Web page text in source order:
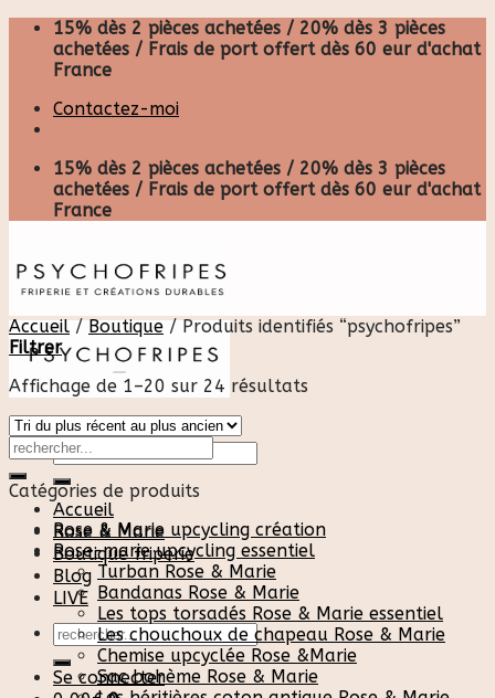
Skip
content
15% dès 2 pièces achetées / 20% dès 3 pièces
achetées / Frais de port offert dès 60 eur d'achat
France
Contactez-moi
15% dès 2 pièces achetées / 20% dès 3 pièces
achetées / Frais de port offert dès 60 eur d'achat
France
Recherche
pour :
Accueil
Rose & Marie
Boutique friperie
Blog
LIVE
Recherche
pour :
Se connecter
Accueil / Boutique /Produits identifiés “psychofripes”
Filtrer
Affichage de 1–20 sur 24 résultats
Catégories de produits
Rose & Marie upcycling création
Rose-marie upcycling essentiel
Turban Rose & Marie
Bandanas Rose & Marie
Les tops torsadés Rose & Marie essentiel
Les chouchoux de chapeau Rose & Marie
Chemise upcyclée Rose &Marie
Sac bohème Rose & Marie